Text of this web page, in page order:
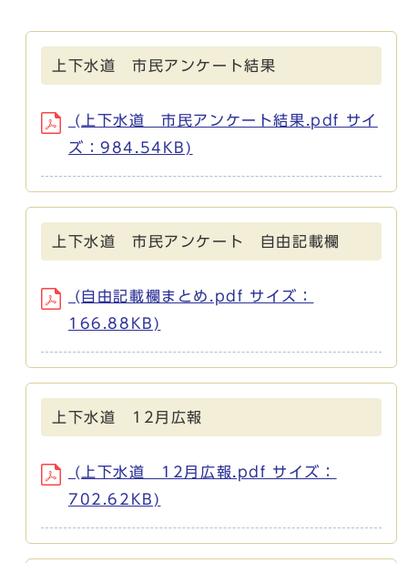
上下水道 市民アンケート結果
(上下水道 市民アンケート結果.pdf サイ
ズ：984.54KB)
上下水道 市民アンケート 自由記載欄
(自由記載欄まとめ.pdf サイズ：
166.88KB)
上下水道 12月広報
(上下水道 12月広報.pdf サイズ：
702.62KB)